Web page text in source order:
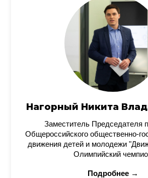
Нагорный Никита
Заместитель Председателя
Общероссийского общественно-
движения детей и молодежи
Олимпийский
Подробнее →